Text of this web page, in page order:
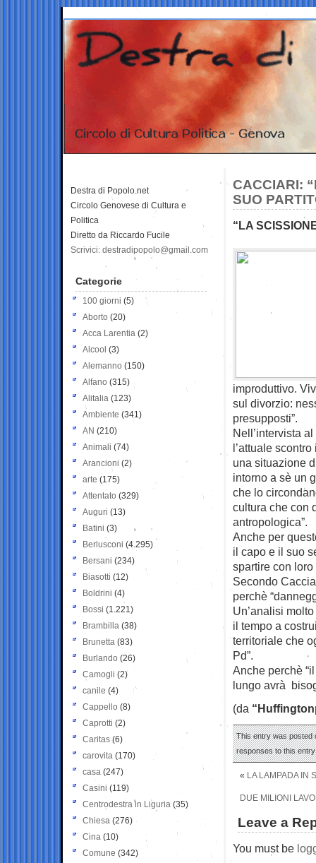
CACCIARI:
SUO
“LA
improduttivo.
sul divorzio:
presupposti”.
Nell’intervista
l’attuale
una situazione
intorno a sè un
che lo
cultura che con
antropologica”.
Anche per
il capo e il suo
spartire con loro
Secondo
perchè
Un’analisi
il tempo a
territoriale che
Pd”.
Anche perchè
lungo avrà
(da
This entry was posted
responses to this
« LA LAMPADA IN
DUE MILIONI
Leave a
You must be
Destra di Popolo.net
Circolo Genovese di Cultura e
Politica
Diretto da Riccardo Fucile
Scrivici: destradipopolo@gmail.com
Categorie
100 giorni (5)
Aborto (20)
Acca Larentia (2)
Alcool (3)
Alemanno (150)
Alfano (315)
Alitalia (123)
Ambiente (341)
AN (210)
Animali (74)
Arancioni (2)
arte (175)
Attentato (329)
Auguri (13)
Batini (3)
Berlusconi (4.295)
Bersani (234)
Biasotti (12)
Boldrini (4)
Bossi (1.221)
Brambilla (38)
Brunetta (83)
Burlando (26)
Camogli (2)
canile (4)
Cappello (8)
Caprotti (2)
Caritas (6)
carovita (170)
casa (247)
Casini (119)
Centrodestra in Liguria (35)
Chiesa (276)
Cina (10)
Comune (342)